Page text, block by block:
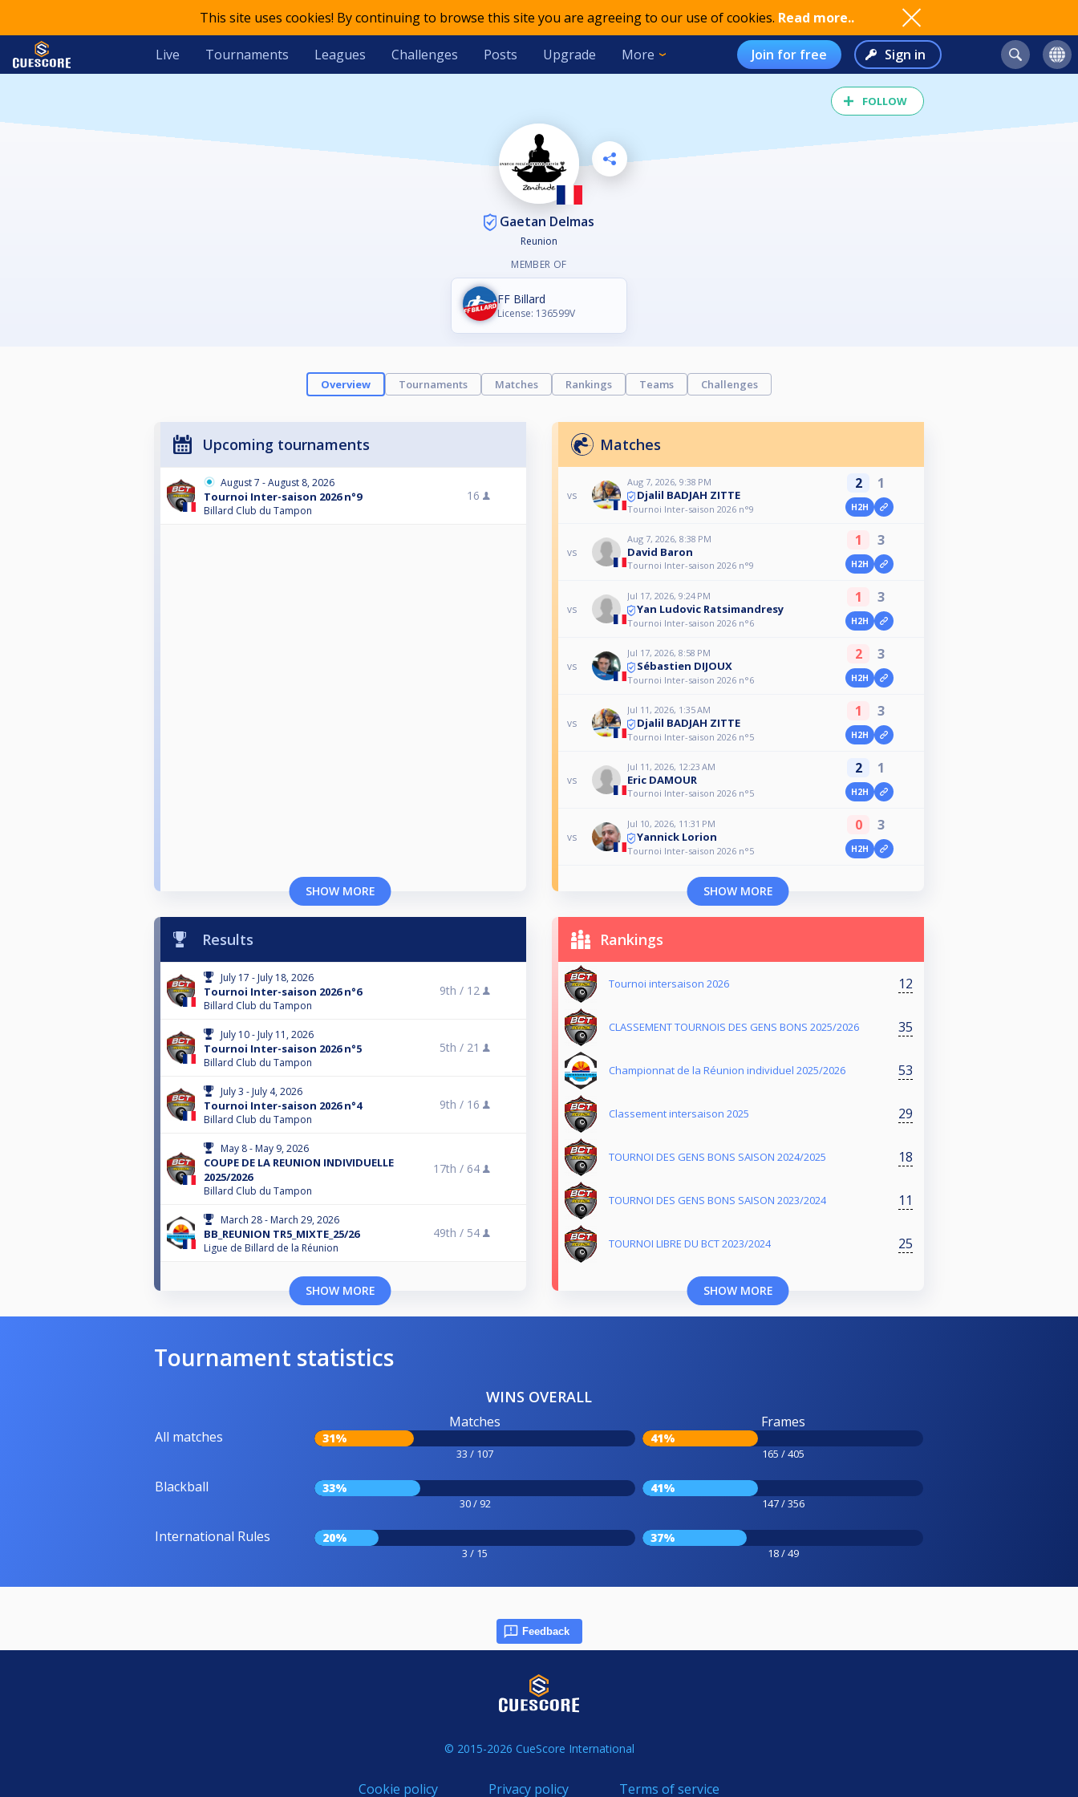
This site uses cookies! By continuing to browse this site you are agreeing to our use of cookies. Read more..
Live Tournaments Leagues Challenges Posts Upgrade More Join for free Sign in
FOLLOW
Gaetan Delmas
Reunion
MEMBER OF
FF Billard
License: 136599V
Overview Tournaments Matches Rankings Teams Challenges
Upcoming tournaments
August 7 - August 8, 2026
Tournoi Inter-saison 2026 n°9
Billard Club du Tampon
16
SHOW MORE
Matches
vs
Aug 7, 2026, 9:38 PM
Djalil BADJAH ZITTE
Tournoi Inter-saison 2026 n°9
2 1
H2H
vs
Aug 7, 2026, 8:38 PM
David Baron
Tournoi Inter-saison 2026 n°9
1 3
H2H
vs
Jul 17, 2026, 9:24 PM
Yan Ludovic Ratsimandresy
Tournoi Inter-saison 2026 n°6
1 3
H2H
vs
Jul 17, 2026, 8:58 PM
Sébastien DIJOUX
Tournoi Inter-saison 2026 n°6
2 3
H2H
vs
Jul 11, 2026, 1:35 AM
Djalil BADJAH ZITTE
Tournoi Inter-saison 2026 n°5
1 3
H2H
vs
Jul 11, 2026, 12:23 AM
Eric DAMOUR
Tournoi Inter-saison 2026 n°5
2 1
H2H
vs
Jul 10, 2026, 11:31 PM
Yannick Lorion
Tournoi Inter-saison 2026 n°5
0 3
H2H
SHOW MORE
Results
July 17 - July 18, 2026
Tournoi Inter-saison 2026 n°6
Billard Club du Tampon
9th / 12
July 10 - July 11, 2026
Tournoi Inter-saison 2026 n°5
Billard Club du Tampon
5th / 21
July 3 - July 4, 2026
Tournoi Inter-saison 2026 n°4
Billard Club du Tampon
9th / 16
May 8 - May 9, 2026
COUPE DE LA REUNION INDIVIDUELLE
2025/2026
Billard Club du Tampon
17th / 64
March 28 - March 29, 2026
BB_REUNION TR5_MIXTE_25/26
Ligue de Billard de la Réunion
49th / 54
SHOW MORE
Rankings
Tournoi intersaison 2026 12
CLASSEMENT TOURNOIS DES GENS BONS 2025/2026 35
Championnat de la Réunion individuel 2025/2026 53
Classement intersaison 2025 29
TOURNOI DES GENS BONS SAISON 2024/2025 18
TOURNOI DES GENS BONS SAISON 2023/2024 11
TOURNOI LIBRE DU BCT 2023/2024 25
SHOW MORE
Tournament statistics
WINS OVERALL
All matches
Matches
31%
33 / 107
Frames
41%
165 / 405
Blackball 33%
30 / 92
41%
147 / 356
International Rules 20%
3 / 15
37%
18 / 49
Feedback
© 2015-2026 CueScore International
Cookie policy Privacy policy Terms of service